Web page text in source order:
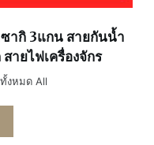
ากิ 3แกน สายกันน้ำ
ายไฟเครื่องจักร
งหมด All